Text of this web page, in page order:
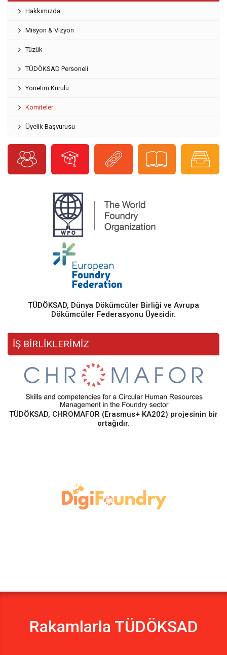
Hakkımızda
Misyon & Vizyon
Tüzük
TÜDÖKSAD Personeli
Yönetim Kurulu
Komiteler
Üyelik Başvurusu
TÜDÖKSAD, Dünya Dökümcüler Birliği ve Avrupa
Dökümcüler Federasyonu Üyesidir.
İŞ BİRLİKLERİMİZ
TÜDÖKSAD, CHROMAFOR (Erasmus+ KA202) projesinin bir
ortağıdır.
Rakamlarla TÜDÖKSAD